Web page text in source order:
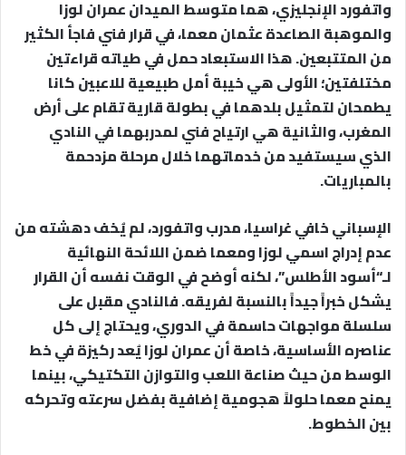
واتفورد الإنجليزي، هما متوسط الميدان عمران لوزا
والموهبة الصاعدة عثمان معما، في قرار فني فاجأ الكثير
من المتتبعين. هذا الاستبعاد حمل في طياته قراءتين
مختلفتين؛ الأولى هي خيبة أمل طبيعية للاعبين كانا
يطمحان لتمثيل بلدهما في بطولة قارية تقام على أرض
المغرب، والثانية هي ارتياح فني لمدربهما في النادي
الذي سيستفيد من خدماتهما خلال مرحلة مزدحمة
بالمباريات.​
الإسباني خافي غراسيا، مدرب واتفورد، لم يُخف دهشته من
عدم إدراج اسمي لوزا ومعما ضمن اللائحة النهائية
لـ“أسود الأطلس”، لكنه أوضح في الوقت نفسه أن القرار
يشكل خبراً جيداً بالنسبة لفريقه. فالنادي مقبل على
سلسلة مواجهات حاسمة في الدوري، ويحتاج إلى كل
عناصره الأساسية، خاصة أن عمران لوزا يُعد ركيزة في خط
الوسط من حيث صناعة اللعب والتوازن التكتيكي، بينما
يمنح معما حلولاً هجومية إضافية بفضل سرعته وتحركه
بين الخطوط.​